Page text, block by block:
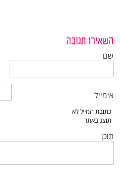
השאירו תגובה
שם
אימייל
תוכן